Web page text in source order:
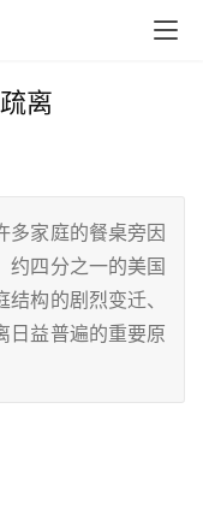
离
多家庭的餐桌旁因
约四分之一的美国
构的剧烈变迁、
日益普遍的重要原